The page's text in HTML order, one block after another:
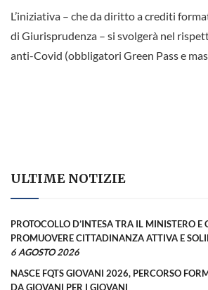
L’iniziativa – che da diritto a crediti
di Giurisprudenza – si svolgerà nel
anti-Covid (obbligatori Green Pass e
ULTIME NOTIZIE
PROTOCOLLO D’INTESA TRA IL MINISTERO E
PROMUOVERE CITTADINANZA ATTIVA E
6 AGOSTO 2026
NASCE FQTS GIOVANI 2026, PERCORSO
DA GIOVANI PER I GIOVANI